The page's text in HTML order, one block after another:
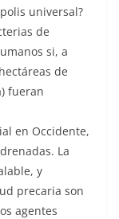
universal?
de
si, a
de
fueran
en Occidente,
La
y
precaria son
agentes